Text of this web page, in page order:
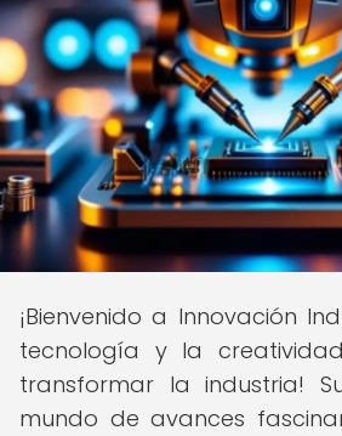
¡Bienvenido a Innovación
tecnología y la
transformar la industria!
mundo de avances